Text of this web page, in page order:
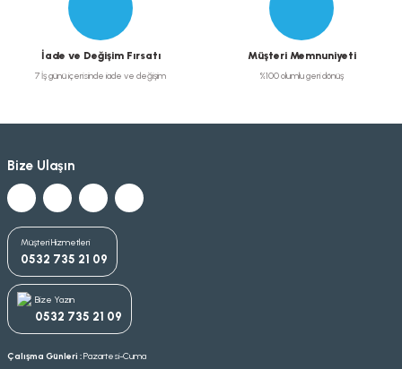
İade ve Değişim Fırsatı
7 İş günü içerisinde iade ve değişim
Müşteri Memnuniyeti
%100 olumlu geri dönüş
Bize Ulaşın
Müşteri Hizmetleri
0532 735 21 09
Bize Yazın
0532 735 21 09
Çalışma Günleri :Pazartesi-Cuma